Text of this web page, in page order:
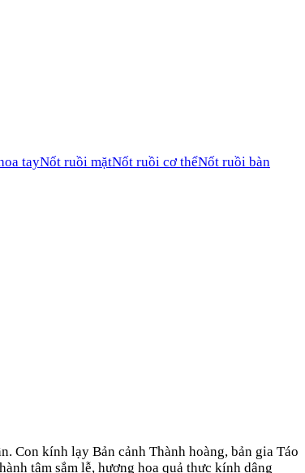
tayNốt ruồi mặtNốt ruồi cơ thểNốt ruồi bàn
Con kính lạy Bản cảnh Thành hoàng, bản gia Táo
tâm sắm lễ, hương hoa quả thực kính dâng